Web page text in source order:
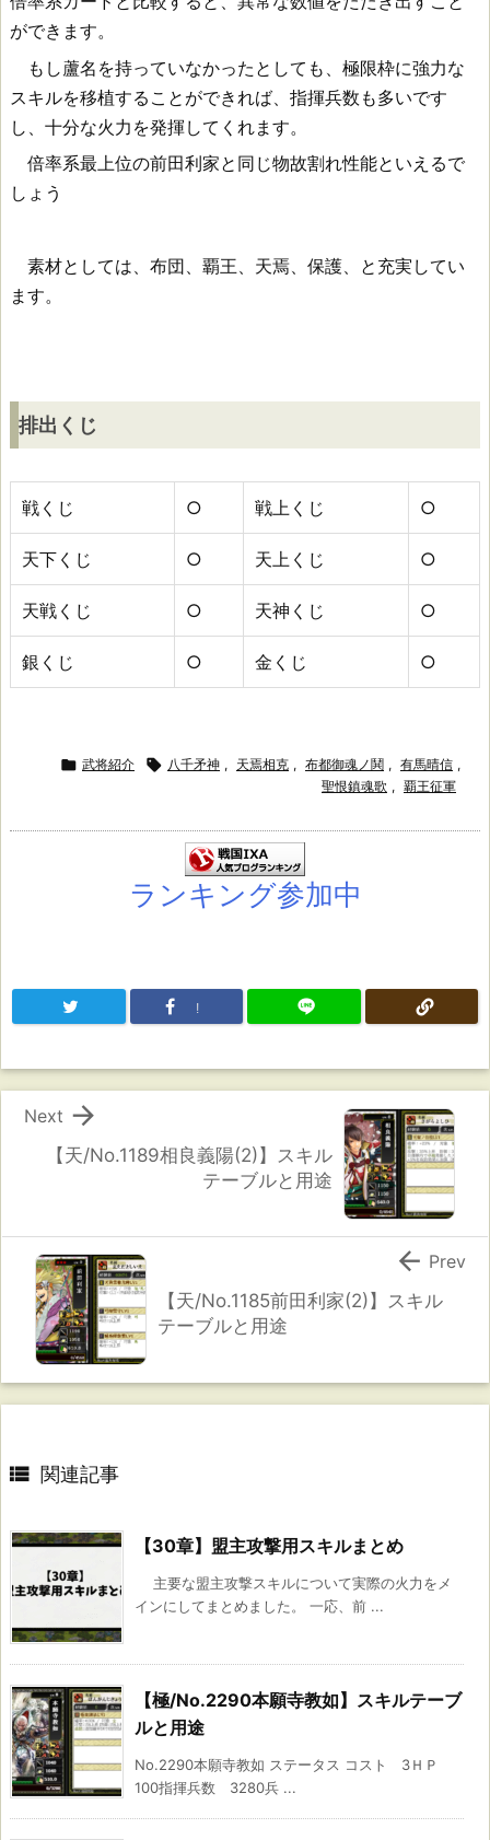
ができます。
もし蘆名を持っていなかったとしても、極限枠に強力な
スキルを移植することができれば、指揮兵数も多いです
し、十分な火力を発揮してくれます。
倍率系最上位の前田利家と同じ物故割れ性能といえるで
しょう
素材としては、布団、覇王、天焉、保護、と充実してい
ます。
排出くじ
戦くじ ○ 戦上くじ ○
天下くじ ○ 天上くじ ○
天戦くじ ○ 天神くじ ○
銀くじ ○ 金くじ ○
 武将紹介  八千矛神 , 天焉相克 , 布都御魂ノ鬨 , 有馬晴信 ,
聖恨鎮魂歌 , 覇王征軍
ランキング参加中
!
【天/No.1189相良義陽(2)】スキル
テーブルと用途

Next
【天/No.1185前田利家(2)】スキル
テーブルと用途
 Prev
 関連記事
【30章】盟主攻撃用スキルまとめ
主要な盟主攻撃スキルについて実際の火力をメ
インにしてまとめました。 一応、前 ...
【極/No.2290本願寺教如】スキルテーブ
ルと用途
No.2290本願寺教如 ステータス コスト 3ＨＰ
100指揮兵数 3280兵 ...